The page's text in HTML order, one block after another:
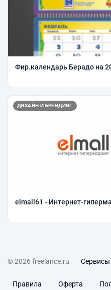
Фир.календарь Берадо на
ДИЗАЙН И БРЕНДИНГ
elmall61 - Интернет-
© 2026 freelance.ru Сервисы
Правила Оферта